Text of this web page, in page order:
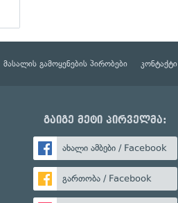
მასალის გამოყენების პირობები კონტაქტი
გაიგე მეტი პირველმა:
ახალი ამბები / Facebook
გართობა / Facebook